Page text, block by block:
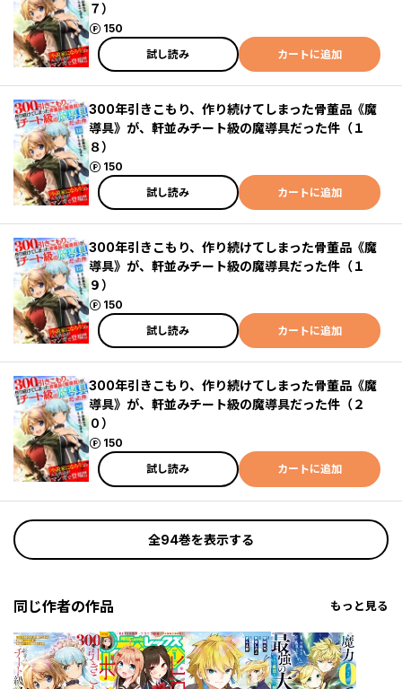
７）
150
ポイント
試し読み
カートに追加
300年引きこもり、作り続けてしまった骨董品《魔
導具》が、軒並みチート級の魔導具だった件（１
８）
150
ポイント
試し読み
カートに追加
300年引きこもり、作り続けてしまった骨董品《魔
導具》が、軒並みチート級の魔導具だった件（１
９）
150
ポイント
試し読み
カートに追加
300年引きこもり、作り続けてしまった骨董品《魔
導具》が、軒並みチート級の魔導具だった件（２
０）
150
ポイント
試し読み
カートに追加
全94巻を表示する
同じ作者の作品 もっと見る